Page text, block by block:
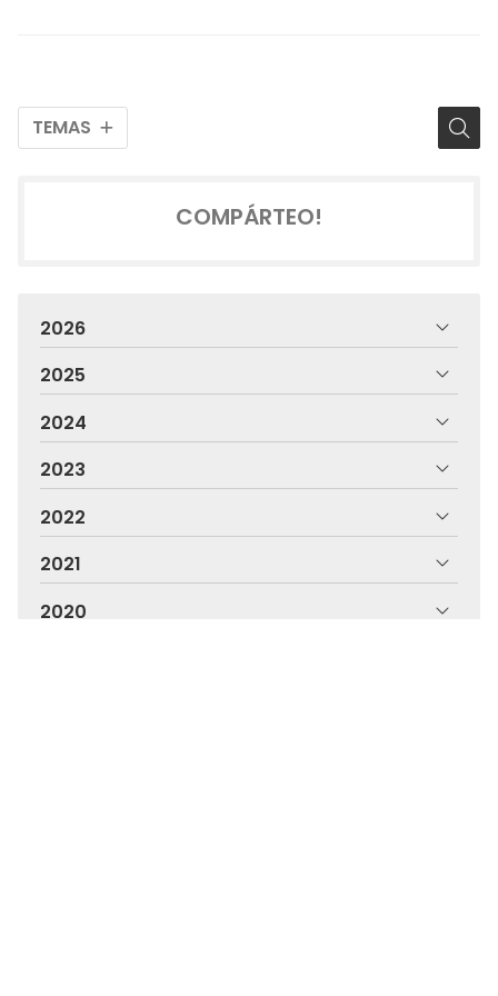
TEMAS
COMPÁRTEO!
2026
2025
2024
2023
2022
2021
2020